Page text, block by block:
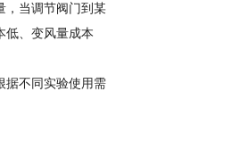
，当调节阀门到某
低、变风量成本
据不同实验使用需